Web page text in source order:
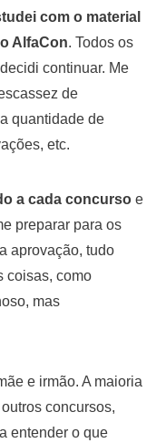
com o material
AlfaCon. Todos os
continuar. Me
de
quantidade de
etc.
a cada concurso e
preparar para os
aprovação, tudo
coisas, como
mas
e irmão. A maioria
concursos,
entender o que